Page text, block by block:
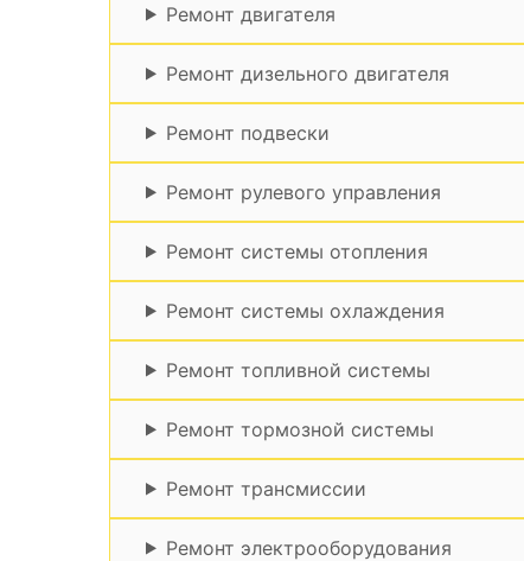
Ремонт двигателя
Ремонт дизельного двигателя
Ремонт подвески
Ремонт рулевого управления
Ремонт системы отопления
Ремонт системы охлаждения
Ремонт топливной системы
Ремонт тормозной системы
Ремонт трансмиссии
Ремонт электрооборудования